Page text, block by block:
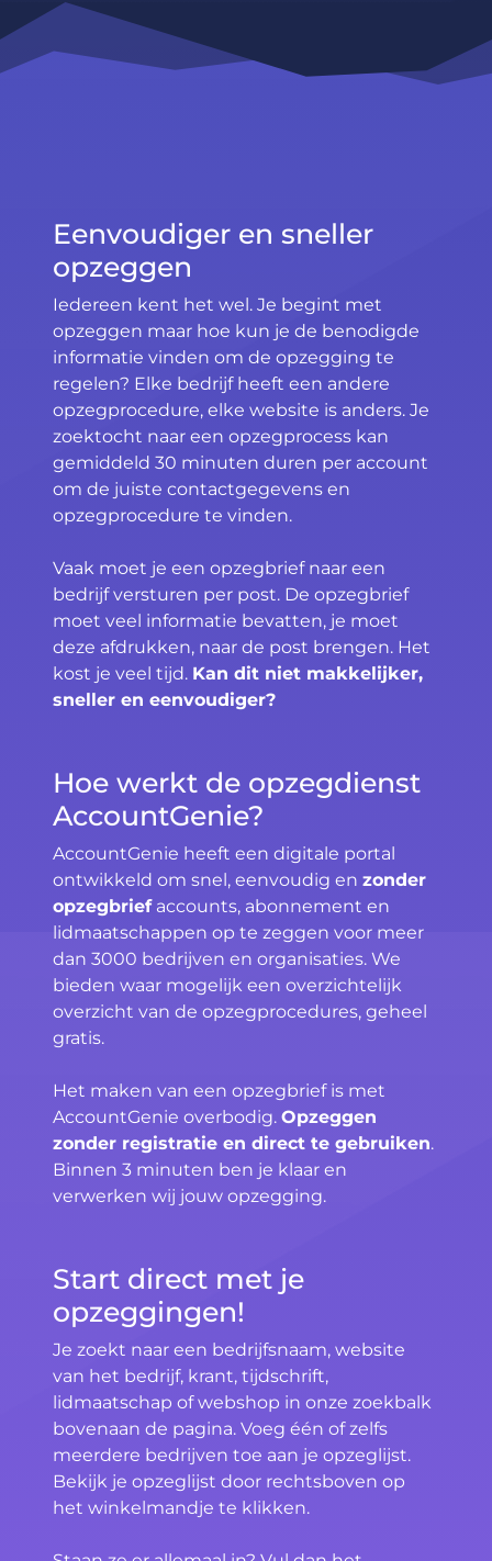
Eenvoudiger en sneller
opzeggen
Iedereen kent het wel. Je begint met
opzeggen maar hoe kun je de benodigde
informatie vinden om de opzegging te
regelen? Elke bedrijf heeft een andere
opzegprocedure, elke website is anders. Je
zoektocht naar een opzegprocess kan
gemiddeld 30 minuten duren per account
om de juiste contactgegevens en
opzegprocedure te vinden.
Vaak moet je een opzegbrief naar een
bedrijf versturen per post. De opzegbrief
moet veel informatie bevatten, je moet
deze afdrukken, naar de post brengen. Het
kost je veel tijd. Kan dit niet makkelijker,
sneller en eenvoudiger?
Hoe werkt de opzegdienst
AccountGenie?
AccountGenie heeft een digitale portal
ontwikkeld om snel, eenvoudig en zonder
opzegbriefaccounts, abonnement en
lidmaatschappen op te zeggen voor meer
dan 3000 bedrijven en organisaties. We
bieden waar mogelijk een overzichtelijk
overzicht van de opzegprocedures, geheel
gratis.
Het maken van een opzegbrief is met
AccountGenie overbodig. Opzeggen
zonder registratie en direct te gebruiken.
Binnen 3 minuten ben je klaar en
verwerken wij jouw opzegging.
Start direct met je
opzeggingen!
Je zoekt naar een bedrijfsnaam, website
van het bedrijf, krant, tijdschrift,
lidmaatschap of webshop in onze zoekbalk
bovenaan de pagina. Voeg één of zelfs
meerdere bedrijven toe aan je opzeglijst.
Bekijk je opzeglijst door rechtsboven op
het winkelmandje te klikken.